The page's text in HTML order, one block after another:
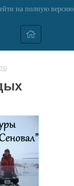
на полную версию